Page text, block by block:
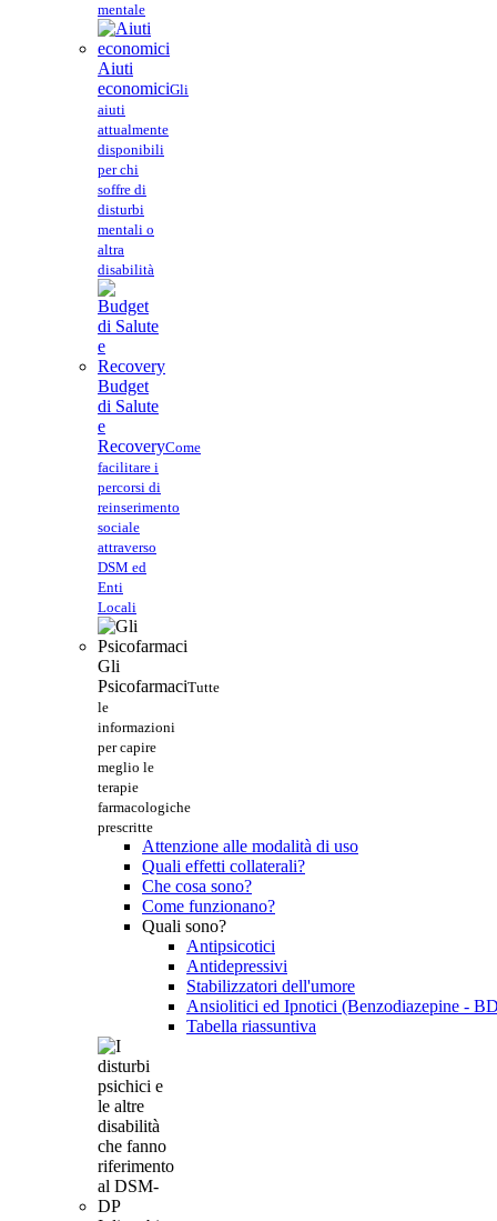
mentale
Aiuti
economiciGli
aiuti
attualmente
disponibili
per chi
soffre di
disturbi
mentali o
altra
disabilità
Budget
di Salute
e
RecoveryCome
facilitare i
percorsi di
reinserimento
sociale
attraverso
DSM ed
Enti
Locali
Gli
PsicofarmaciTutte
le
informazioni
per capire
meglio le
terapie
farmacologiche
prescritte
Attenzione alle modalità di uso
Quali effetti collaterali?
Che cosa sono?
Come funzionano?
Quali sono?
Antipsicotici
Antidepressivi
Stabilizzatori dell'umore
Ansiolitici ed Ipnotici (Benzodiazepine -
Tabella riassuntiva